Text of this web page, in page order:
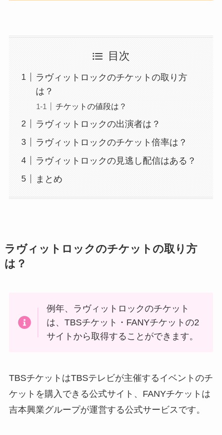
目次
ラヴィットロックのチケットの取り方
は？
チケットの値段は？
ラヴィットロックの出演者は？
ラヴィットロックのチケット倍率は？
ラヴィットロックの見逃し配信はある？
まとめ
ラヴィットロックのチケットの取り方
は？
例年、ラヴィットロックのチケット
は、TBSチケット・FANYチケットの2
サイトから取得することができます。
TBSチケットはTBSテレビが主催するイベントのチ
ケットを購入できる公式サイト、FANYチケットは
吉本興業グループが運営する公式サービスです。